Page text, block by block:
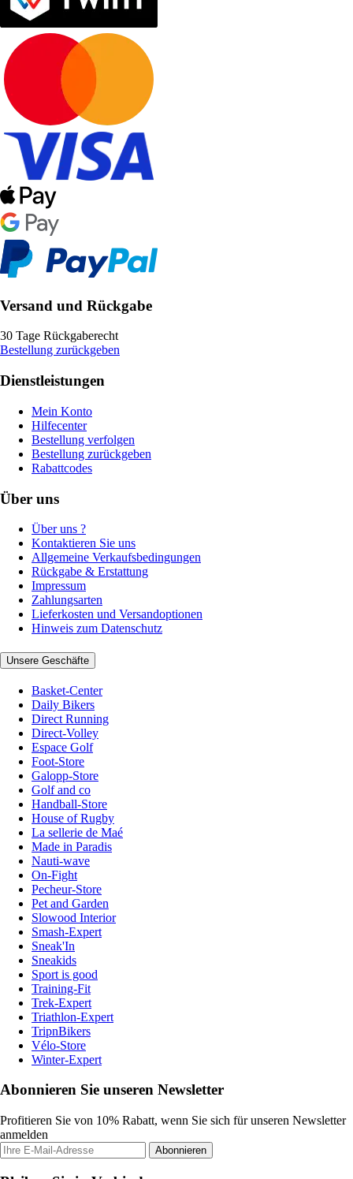
Versand und Rückgabe
30 Tage Rückgaberecht
Bestellung zurückgeben
Dienstleistungen
Mein Konto
Hilfecenter
Bestellung verfolgen
Bestellung zurückgeben
Rabattcodes
Über uns
Über uns ?
Kontaktieren Sie uns
Allgemeine Verkaufsbedingungen
Rückgabe & Erstattung
Impressum
Zahlungsarten
Lieferkosten und Versandoptionen
Hinweis zum Datenschutz
Unsere Geschäfte
Basket-Center
Daily Bikers
Direct Running
Direct-Volley
Espace Golf
Foot-Store
Galopp-Store
Golf and co
Handball-Store
House of Rugby
La sellerie de Maé
Made in Paradis
Nauti-wave
On-Fight
Pecheur-Store
Pet and Garden
Slowood Interior
Smash-Expert
Sneak'In
Sneakids
Sport is good
Training-Fit
Trek-Expert
Triathlon-Expert
TripnBikers
Vélo-Store
Winter-Expert
Abonnieren Sie unseren Newsletter
Profitieren Sie von 10% Rabatt, wenn Sie sich für unseren Newsletter
anmelden
Abonnieren